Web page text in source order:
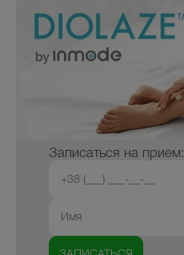
Записаться на прием: